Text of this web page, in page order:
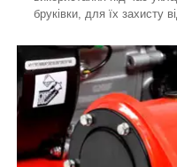
бруківки, для їх захисту